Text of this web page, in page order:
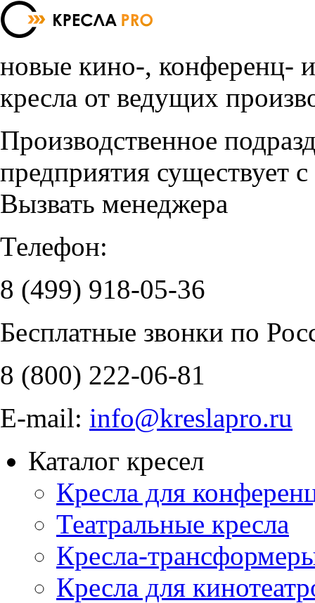
новые кино-, конференц-
кресла от ведущих
Производственное
предприятия существует
Вызвать менеджера
Телефон:
8 (499) 918-05-36
Бесплатные звонки по
8 (800) 222-06-81
E-mail: info@kreslapro.ru
Каталог кресел
Кресла для
Театральные кресла
Кресла-
Кресла для